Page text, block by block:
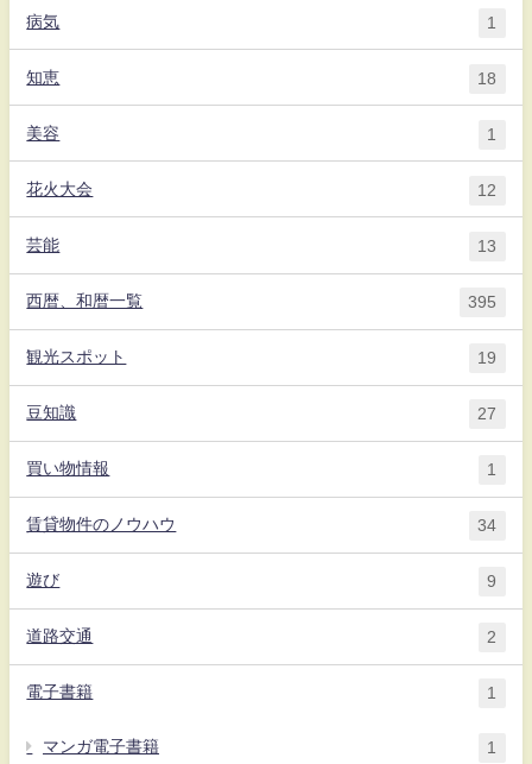
病気 1
知恵 18
美容 1
花火大会 12
芸能 13
西暦、和暦一覧 395
観光スポット 19
豆知識 27
買い物情報 1
賃貸物件のノウハウ 34
遊び 9
道路交通 2
電子書籍 1
マンガ電子書籍 1